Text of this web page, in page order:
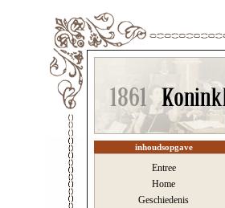
inhoudsopgave
Entree
Home
Geschiedenis